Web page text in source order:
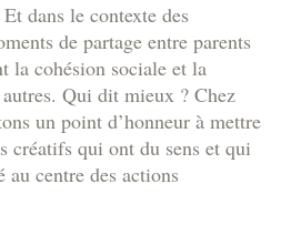
dans le contexte des
de partage entre parents
la cohésion sociale et la
Qui dit mieux ? Chez
un point d’honneur à mettre
créatifs qui ont du sens et qui
centre des actions